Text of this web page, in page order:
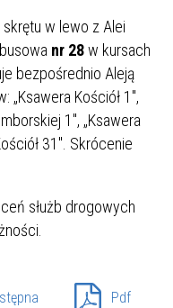
w lewo z Alei
nr 28w kursach
bezpośrednio Aleją
„Ksawera Kościół 1",
1", „Ksawera
31". Skrócenie
służb drogowych
Pdf